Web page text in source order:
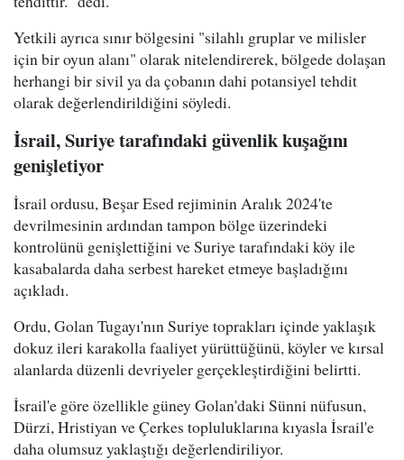
Yetkili ayrıca sınır bölgesini "silahlı gruplar ve milisler
için bir oyun alanı" olarak nitelendirerek, bölgede dolaşan
herhangi bir sivil ya da çobanın dahi potansiyel tehdit
olarak değerlendirildiğini söyledi.
İsrail, Suriye tarafındaki güvenlik kuşağını
genişletiyor
İsrail ordusu, Beşar Esed rejiminin Aralık 2024'te
devrilmesinin ardından tampon bölge üzerindeki
kontrolünü genişlettiğini ve Suriye tarafındaki köy ile
kasabalarda daha serbest hareket etmeye başladığını
açıkladı.
Ordu, Golan Tugayı'nın Suriye toprakları içinde yaklaşık
dokuz ileri karakolla faaliyet yürüttüğünü, köyler ve kırsal
alanlarda düzenli devriyeler gerçekleştirdiğini belirtti.
İsrail'e göre özellikle güney Golan'daki Sünni nüfusun,
Dürzi, Hristiyan ve Çerkes topluluklarına kıyasla İsrail'e
daha olumsuz yaklaştığı değerlendiriliyor.